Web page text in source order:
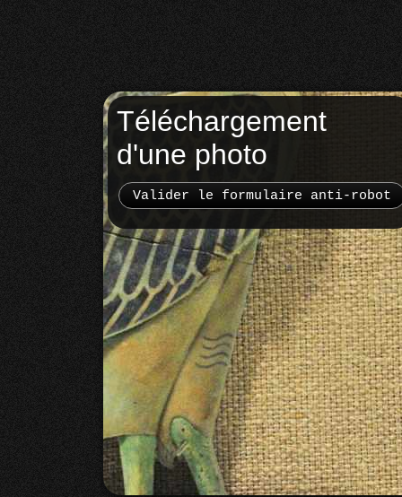
Téléchargement
d'une photo